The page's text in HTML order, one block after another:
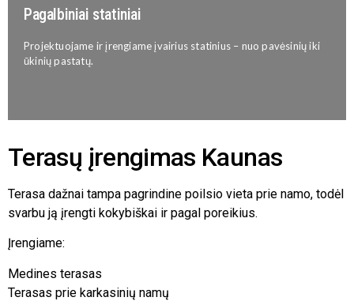
Pagalbiniai statiniai
Projektuojame ir įrengiame įvairius statinius – nuo pavėsinių iki
ūkinių pastatų.
Terasų įrengimas Kaunas
Terasa dažnai tampa pagrindine poilsio vieta prie namo, todėl
svarbu ją įrengti kokybiškai ir pagal poreikius.
Įrengiame:
Medines terasas
Terasas prie karkasinių namų